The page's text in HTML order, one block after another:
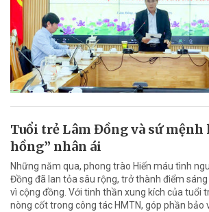
Tuổi trẻ Lâm Đồng và sứ mệnh
hồng” nhân ái
Những năm qua, phong trào Hiến máu tình
Đồng đã lan tỏa sâu rộng, trở thành điểm
vì cộng đồng. Với tinh thần xung kích của tuổi
nòng cốt trong công tác HMTN, góp phần bảo